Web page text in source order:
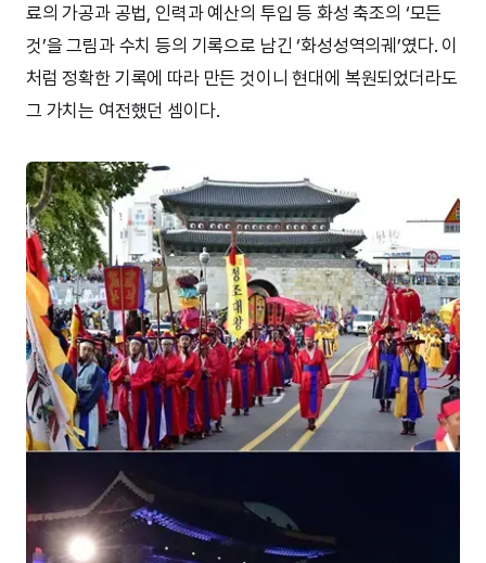
료의 가공과 공법, 인력과 예산의 투입 등 화성 축조의 ‘모든
것’을 그림과 수치 등의 기록으로 남긴 ‘화성성역의궤’였다. 이
처럼 정확한 기록에 따라 만든 것이니 현대에 복원되었더라도
그 가치는 여전했던 셈이다.